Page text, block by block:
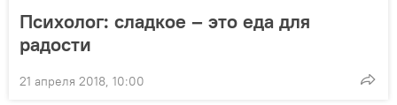
Психолог: сладкое – это еда для
радости
21 апреля 2018, 10:00